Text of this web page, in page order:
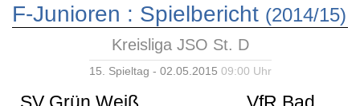
F-Junioren : Spielbericht (2014/15)
Kreisliga JSO St. D
15. Spieltag - 02.05.2015 09:00 Uhr